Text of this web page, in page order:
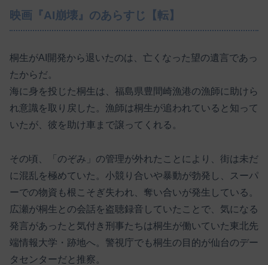
映画『AI崩壊』のあらすじ【転】
桐生がAI開発から退いたのは、亡くなった望の遺言であっ
たからだ。
海に身を投じた桐生は、福島県豊間崎漁港の漁師に助けら
れ意識を取り戻した。漁師は桐生が追われていると知って
いたが、彼を助け車まで譲ってくれる。
その頃、「のぞみ」の管理が外れたことにより、街は未だ
に混乱を極めていた。小競り合いや暴動が勃発し、スーパ
ーでの物資も根こそぎ失われ、奪い合いが発生している。
広瀬が桐生との会話を盗聴録音していたことで、気になる
発言があったと気付き刑事たちは桐生が働いていた東北先
端情報大学・跡地へ。警視庁でも桐生の目的が仙台のデー
タセンターだと推察。